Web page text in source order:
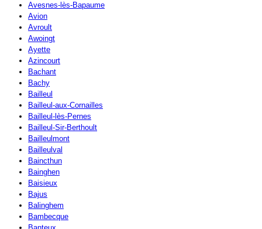
Avesnes-lès-Bapaume
Avion
Avroult
Awoingt
Ayette
Azincourt
Bachant
Bachy
Bailleul
Bailleul-aux-Cornailles
Bailleul-lès-Pernes
Bailleul-Sir-Berthoult
Bailleulmont
Bailleulval
Baincthun
Bainghen
Baisieux
Bajus
Balinghem
Bambecque